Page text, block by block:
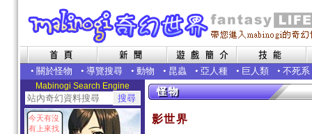
• 關於怪物 • 導覽搜尋 • 動物 • 昆蟲 • 亞人種 • 巨人類 • 不死系
Mabinogi Search Engine
今天有沒
有上來找
影世界